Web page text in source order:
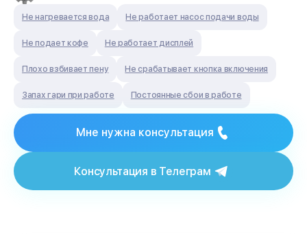
Не нагревается вода Не работает насос подачи воды
Не подает кофе Не работает дисплей
Плохо взбивает пену Не срабатывает кнопка включения
Запах гари при работе Постоянные сбои в работе
Мне нужна консультация
Консультация в Телеграм